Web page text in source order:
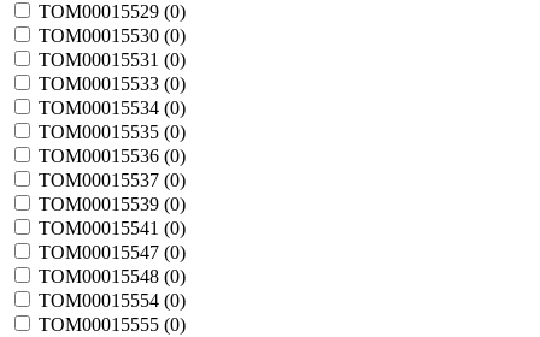
TOM00015529 (0)
TOM00015530 (0)
TOM00015531 (0)
TOM00015533 (0)
TOM00015534 (0)
TOM00015535 (0)
TOM00015536 (0)
TOM00015537 (0)
TOM00015539 (0)
TOM00015541 (0)
TOM00015547 (0)
TOM00015548 (0)
TOM00015554 (0)
TOM00015555 (0)